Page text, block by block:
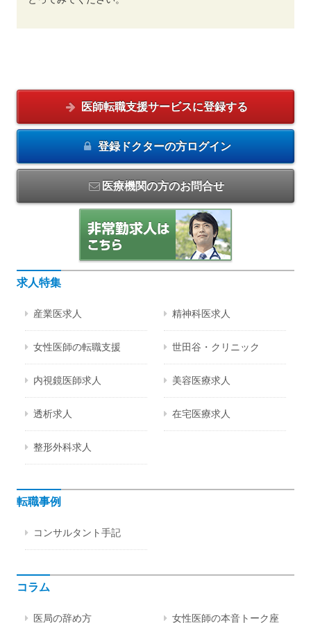
医師転職支援サービスに登録する
登録ドクターの方ログイン
医療機関の方のお問合せ
求人特集
産業医求人 精神科医求人
女性医師の転職支援 世田谷・クリニック
内視鏡医師求人 美容医療求人
透析求人 在宅医療求人
整形外科求人
転職事例
コンサルタント手記
コラム
医局の辞め方 女性医師の本音トーク座